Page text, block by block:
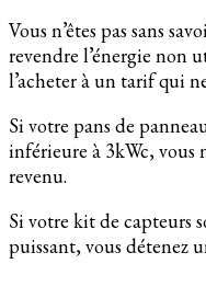
Vous n’êtes pas sans
revendre l’énergie non
l’acheter à un tarif qui
Si votre pans de
inférieure à 3kWc, vous
revenu.
Si votre kit de capteurs
puissant, vous détenez